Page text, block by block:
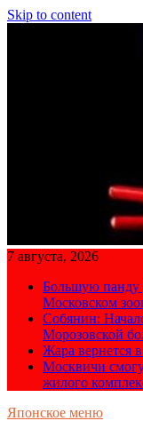
Skip to content
7 августа, 2026
Большую панду
Московском
Собянин:
Морозовской
Жара вернется
Москвичи
жилого
Японское меню